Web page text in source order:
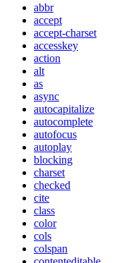
abbr
accept
accept-charset
accesskey
action
alt
as
async
autocapitalize
autocomplete
autofocus
autoplay
blocking
charset
checked
cite
class
color
cols
colspan